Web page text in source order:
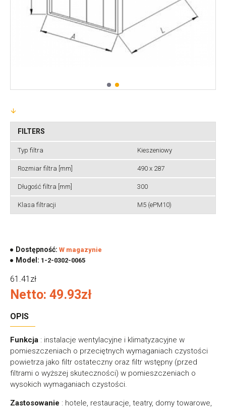
FILTERS
Typ filtra Kieszeniowy
Rozmiar filtra [mm] 490 x 287
Długość filtra [mm] 300
Klasa filtracji M5 (ePM10)
Dostępność: W magazynie
Model: 1-2-0302-0065
61.41zł
Netto: 49.93zł
OPIS
Funkcja : instalacje wentylacyjne i klimatyzacyjne w
pomieszczeniach o przeciętnych wymaganiach czystości
powietrza jako filtr ostateczny oraz filtr wstępny (przed
filtrami o wyższej skuteczności) w pomieszczeniach o
wysokich wymaganiach czystości.
Zastosowanie : hotele, restauracje, teatry, domy towarowe,